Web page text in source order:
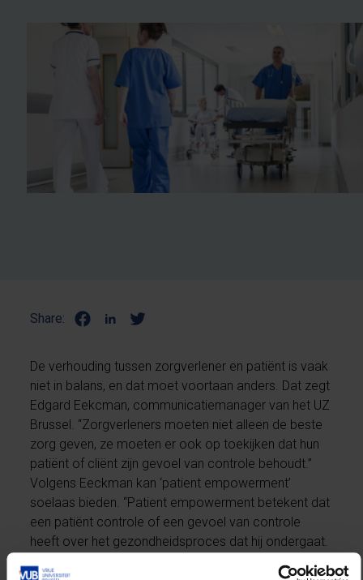
Share:
De verhouding tussen zorgverlener en patiënt is vaak
niet in balans, en dat moet voortaan anders. Dat zegt
Edgard Eekcman, communicatiemanager van het UZ
Brussel. “Zorgverleners moeten niet alleen de beste
zorg geven, ze moeten er ook op toekijken dat hun
patiënt of cliënt zijn gevoel van controle behoudt.”
Volgens Eeckman kan ‘patient empowerment’
soelaas bieden. “Patient empowerment betekent dat
een patiënt controle of een gevoel van controle
heeft over het gezondheidsproces dat hij ondergaat.